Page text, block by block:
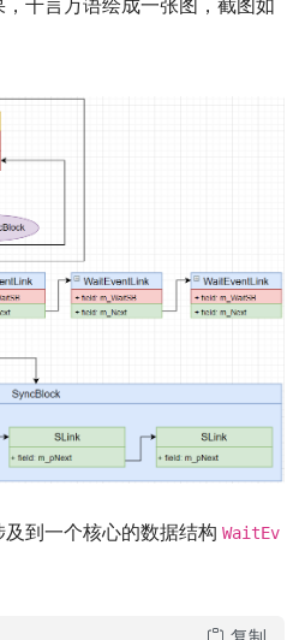
到一个核心的数据结构 WaitEv